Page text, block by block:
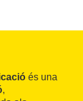
és una
,